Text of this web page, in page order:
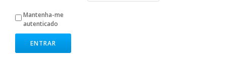
Mantenha-me
autenticado
ENTRAR